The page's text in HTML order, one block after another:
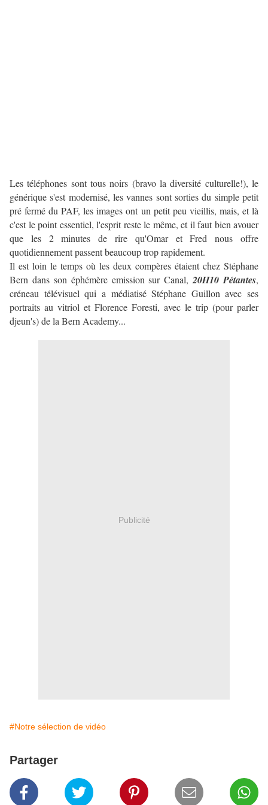
Les téléphones sont tous noirs (bravo la diversité culturelle!), le
générique s'est modernisé, les vannes sont sorties du simple petit
pré fermé du PAF, les images ont un petit peu vieillis, mais, et là
c'est le point essentiel, l'esprit reste le même, et il faut bien avouer
que les 2 minutes de rire qu'Omar et Fred nous offre
quotidiennement passent beaucoup trop rapidement.
Il est loin le temps où les deux compères étaient chez Stéphane
Bern dans son éphémère emission sur Canal,20H10 Pétantes,
créneau télévisuel qui a médiatisé Stéphane Guillon avec ses
portraits au vitriol et Florence Foresti, avec le trip (pour parler
djeun's) de la Bern Academy...
Publicité
#Notre sélection de vidéo
Partager